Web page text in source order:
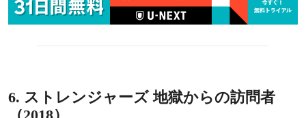
6. ストレンジャーズ 地獄からの訪問者